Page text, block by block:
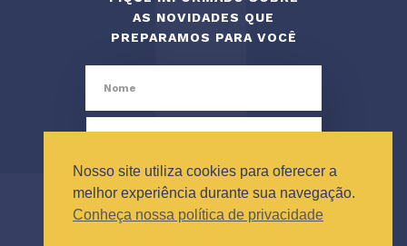
AS NOVIDADES QUE
PREPARAMOS PARA VOCÊ
Nosso site utiliza cookies para oferecer a
melhor experiência durante sua navegação.
Conheça nossa política de privacidade